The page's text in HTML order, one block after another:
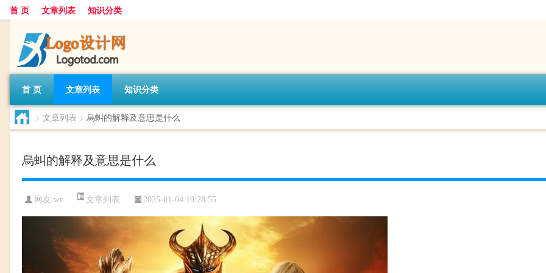
首 页 文章列表 知识分类
首 页 文章列表 知识分类
> 文章列表 > 烏虯的解释及意思是什么
烏虯的解释及意思是什么
网友:wr 文章列表 2025-01-04 10:28:55